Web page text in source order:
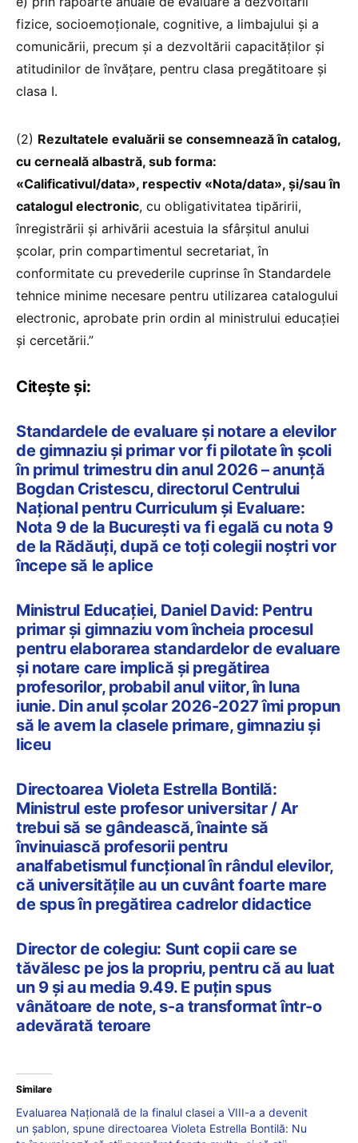
fizice, socioemoţionale, cognitive, a limbajului şi a
comunicării, precum şi a dezvoltării capacităţilor şi
atitudinilor de învăţare, pentru clasa pregătitoare şi
clasa I.
(2) Rezultatele evaluării se consemnează în catalog,
cu cerneală albastră, sub forma:
«Calificativul/data», respectiv «Nota/data», și/sau în
catalogul electronic, cu obligativitatea tipăririi,
înregistrării și arhivării acestuia la sfârșitul anului
școlar, prin compartimentul secretariat, în
conformitate cu prevederile cuprinse în Standardele
tehnice minime necesare pentru utilizarea catalogului
electronic, aprobate prin ordin al ministrului educației
și cercetării.”
Citește și:
Standardele de evaluare și notare a elevilor
de gimnaziu și primar vor fi pilotate în școli
în primul trimestru din anul 2026 – anunță
Bogdan Cristescu, directorul Centrului
Național pentru Curriculum și Evaluare:
Nota 9 de la București va fi egală cu nota 9
de la Rădăuți, după ce toți colegii noștri vor
începe să le aplice
Ministrul Educației, Daniel David: Pentru
primar și gimnaziu vom încheia procesul
pentru elaborarea standardelor de evaluare
și notare care implică și pregătirea
profesorilor, probabil anul viitor, în luna
iunie. Din anul școlar 2026-2027 îmi propun
să le avem la clasele primare, gimnaziu și
liceu
Directoarea Violeta Estrella Bontilă:
Ministrul este profesor universitar / Ar
trebui să se gândească, înainte să
învinuiască profesorii pentru
analfabetismul funcțional în rândul elevilor,
că universitățile au un cuvânt foarte mare
de spus în pregătirea cadrelor didactice
Director de colegiu: Sunt copii care se
tăvălesc pe jos la propriu, pentru că au luat
un 9 și au media 9.49. E puțin spus
vânătoare de note, s-a transformat într-o
adevărată teroare
Similare
Evaluarea Națională de la finalul clasei a VIII-a a devenit
un șablon, spune directoarea Violeta Estrella Bontilă: Nu